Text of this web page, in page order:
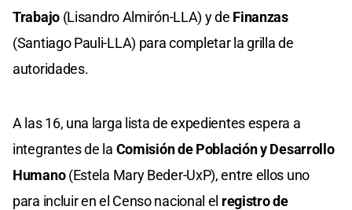
Trabajo(Lisandro Almirón-LLA) y de Finanzas
(Santiago Pauli-LLA) para completar la grilla de
autoridades.
A las 16, una larga lista de expedientes espera a
integrantes de la Comisión de Población y Desarrollo
Humano(Estela Mary Beder-UxP), entre ellos uno
para incluir en el Censo nacional el registro de